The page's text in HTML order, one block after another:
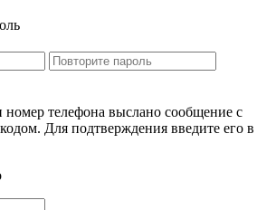
телефона выслано сообщение с
Для подтверждения введите его в